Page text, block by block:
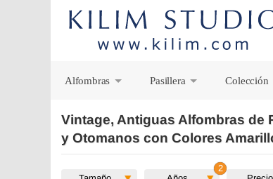
Alfombras
Pasillera
Colección
Vintage, Antiguas Alfombras de
y Otomanos con Colores